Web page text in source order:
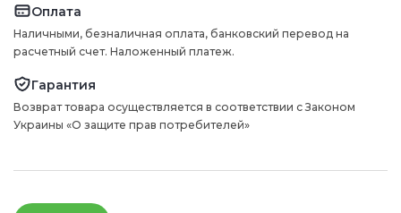
Оплата
Наличными, безналичная оплата, банковский перевод на
расчетный счет. Наложенный платеж.
Гарантия
Возврат товара осуществляется в соответствии с Законом
Украины «О защите прав потребителей»